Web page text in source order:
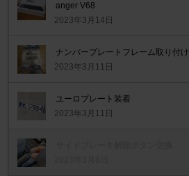
anger V68
2023年3月14日
ナンバープレートフレーム取り付け
2023年3月11日
ユーロプレート装着
2023年3月11日